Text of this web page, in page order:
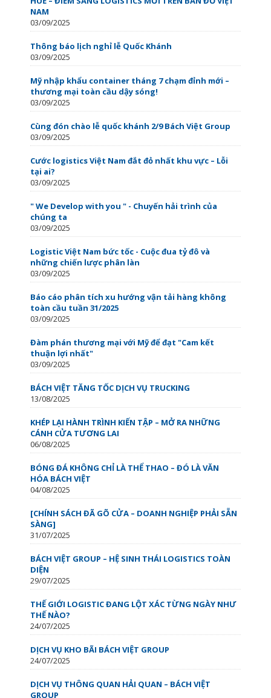
NAM
03/09/2025
Thông báo lịch nghỉ lễ Quốc Khánh
03/09/2025
Mỹ nhập khẩu container tháng 7 chạm đỉnh mới –
thương mại toàn cầu dậy sóng!
03/09/2025
Cùng đón chào lễ quốc khánh 2/9 Bách Việt Group
03/09/2025
Cước logistics Việt Nam đắt đỏ nhất khu vực – Lỗi
tại ai?
03/09/2025
" We Develop with you " - Chuyến hải trình của
chúng ta
03/09/2025
Logistic Việt Nam bức tốc - Cuộc đua tỷ đô và
những chiến lược phân làn
03/09/2025
Báo cáo phân tích xu hướng vận tải hàng không
toàn cầu tuần 31/2025
03/09/2025
Đàm phán thương mại với Mỹ để đạt "Cam kết
thuận lợi nhất"
03/09/2025
BÁCH VIỆT TĂNG TỐC DỊCH VỤ TRUCKING
13/08/2025
KHÉP LẠI HÀNH TRÌNH KIẾN TẬP – MỞ RA NHỮNG
CÁNH CỬA TƯƠNG LAI
06/08/2025
BÓNG ĐÁ KHÔNG CHỈ LÀ THỂ THAO – ĐÓ LÀ VĂN
HÓA BÁCH VIỆT
04/08/2025
[CHÍNH SÁCH ĐÃ GÕ CỬA – DOANH NGHIỆP PHẢI SẴN
SÀNG]
31/07/2025
BÁCH VIỆT GROUP – HỆ SINH THÁI LOGISTICS TOÀN
DIỆN
29/07/2025
THẾ GIỚI LOGISTIC ĐANG LỘT XÁC TỪNG NGÀY NHƯ
THẾ NÀO?
24/07/2025
DỊCH VỤ KHO BÃI BÁCH VIỆT GROUP
24/07/2025
DỊCH VỤ THÔNG QUAN HẢI QUAN – BÁCH VIỆT
GROUP